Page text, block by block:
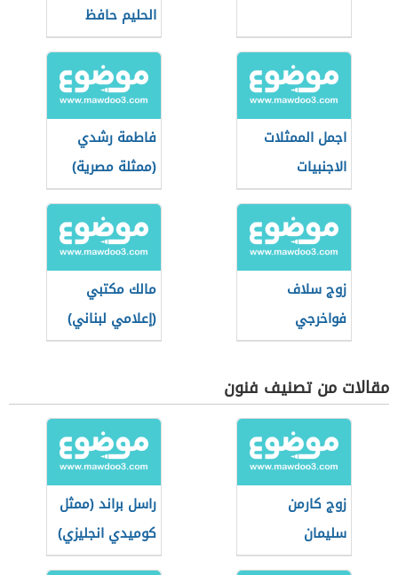
الحليم حافظ
اجمل الممثلات
الاجنبيات
فاطمة رشدي
(ممثلة مصرية)
زوج سلاف
فواخرجي
مالك مكتبي
(إعلامي لبناني)
مقالات من تصنيف فنون
زوج كارمن
سليمان
راسل براند (ممثل
كوميدي انجليزي)